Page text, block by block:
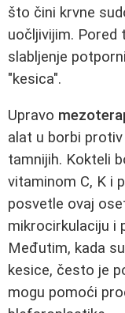
što čini krvne
uočljivijim. Pored
slabljenje
"kesica".
Upravo
alat u borbi
tamnijih. Kokteli
vitaminom C, K i
posvetle ovaj
mikrocirkulaciju i
Međutim, kada
kesice, često je
mogu pomoći